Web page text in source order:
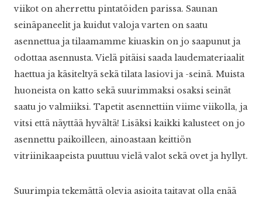
viikot on aherrettu pintatöiden parissa. Saunan
seinäpaneelit ja kuidut valoja varten on saatu
asennettua ja tilaamamme kiuaskin on jo saapunut ja
odottaa asennusta. Vielä pitäisi saada laudemateriaalit
haettua ja käsiteltyä sekä tilata lasiovi ja -seinä. Muista
huoneista on katto sekä suurimmaksi osaksi seinät
saatu jo valmiiksi. Tapetit asennettiin viime viikolla, ja
vitsi että näyttää hyvältä! Lisäksi kaikki kalusteet on jo
asennettu paikoilleen, ainoastaan keittiön
vitriinikaapeista puuttuu vielä valot sekä ovet ja hyllyt.
Suurimpia tekemättä olevia asioita taitavat olla enää